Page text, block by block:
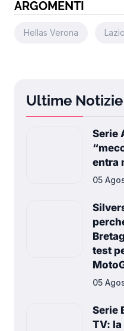
ARGOMENTI
Hellas Verona Lazio
Ultime Notizie
Serie
entra
05
test
05
Serie
TV: la